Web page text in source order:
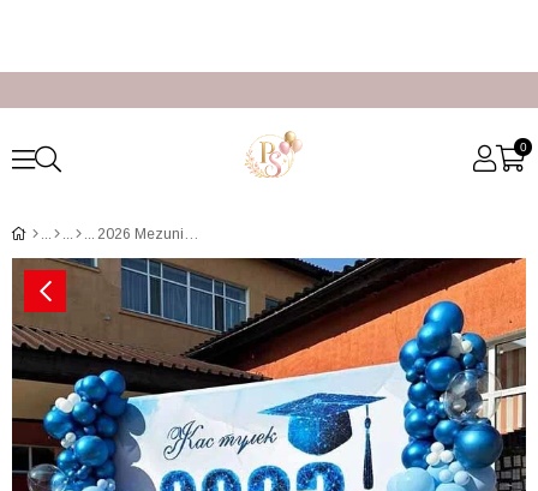
0
2026 Mezuniyet Sahne Dekoru Mavi Balon Konsept